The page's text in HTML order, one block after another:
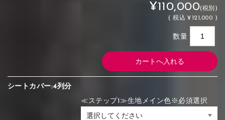
¥110,000(税別)
(税込 ¥121,000 )
数量
シートカバー:4列分
≪ステップ1≫生地メイン色※必須選択